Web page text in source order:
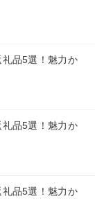
品5選！魅力か
品5選！魅力か
品5選！魅力か